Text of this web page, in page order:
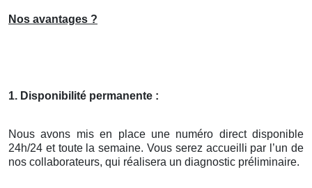
Nos avantages ?
1. Disponibilité permanente :
Nous avons mis en place une numéro direct disponible
24h/24 et toute la semaine. Vous serez accueilli par l’un de
nos collaborateurs, qui réalisera un diagnostic préliminaire.